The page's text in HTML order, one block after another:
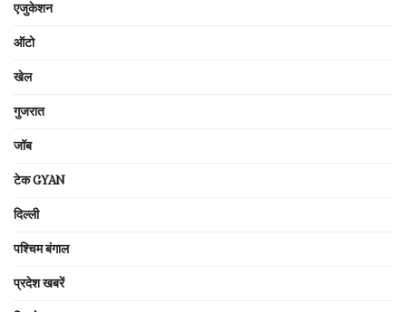
एजुकेशन
ऑटो
खेल
गुजरात
जॉब
टेक GYAN
दिल्ली
पश्चिम बंगाल
प्रदेश खबरें